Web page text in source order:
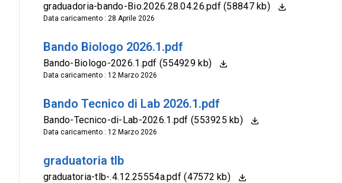
graduadoria-bando-Bio.2026.28.04.26.pdf (58847 kb)
Data caricamento : 28 Aprile 2026
Bando Biologo 2026.1.pdf
Bando-Biologo-2026.1.pdf (554929 kb)
Data caricamento : 12 Marzo 2026
Bando Tecnico di Lab 2026.1.pdf
Bando-Tecnico-di-Lab-2026.1.pdf (553925 kb)
Data caricamento : 12 Marzo 2026
graduatoria tlb
graduatoria-tlb-.4.12.25554a.pdf (47572 kb)